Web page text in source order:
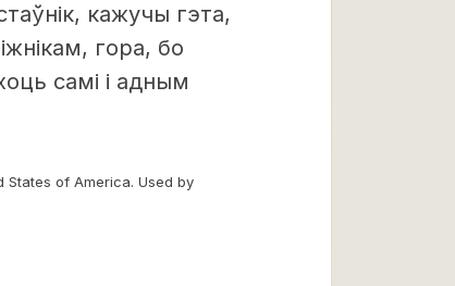
кажучы гэта,
гора, бо
самі і адным
of America. Used by